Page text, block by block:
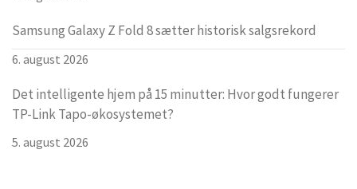
Samsung Galaxy Z Fold 8 sætter historisk salgsrekord
6. august 2026
Det intelligente hjem på 15 minutter: Hvor godt fungerer
TP-Link Tapo-økosystemet?
5. august 2026